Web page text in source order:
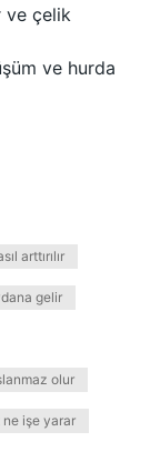
ve çelik
ve hurda
arttırılır
gelir
olur
işe yarar